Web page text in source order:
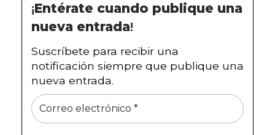
¡Entérate cuando publique una
nueva entrada!
Suscríbete para recibir una
notificación siempre que publique una
nueva entrada.